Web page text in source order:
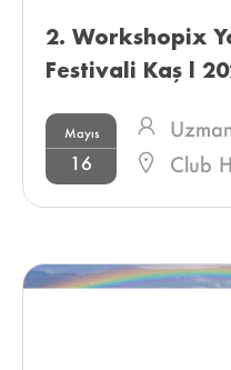
2. Workshopix
Festivali Kaş l
Mayıs
16
Club